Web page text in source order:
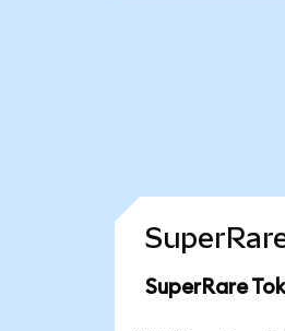
SuperRare
SuperRare